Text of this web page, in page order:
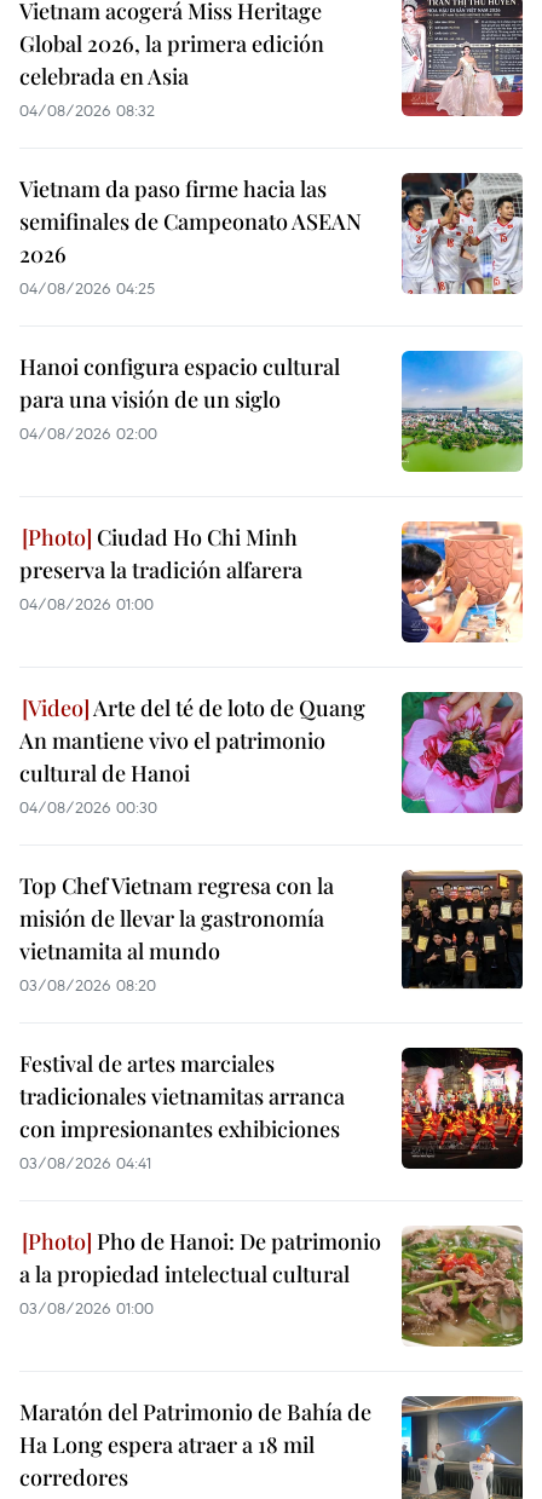
Vietnam acogerá Miss Heritage
Global 2026, la primera edición
celebrada en Asia
04/08/2026 08:32
Vietnam da paso firme hacia las
semifinales de Campeonato ASEAN
2026
04/08/2026 04:25
Hanoi configura espacio cultural
para una visión de un siglo
04/08/2026 02:00
Ciudad Ho Chi Minh
preserva la tradición alfarera
04/08/2026 01:00
Arte del té de loto de Quang
An mantiene vivo el patrimonio
cultural de Hanoi
04/08/2026 00:30
Top Chef Vietnam regresa con la
misión de llevar la gastronomía
vietnamita al mundo
03/08/2026 08:20
Festival de artes marciales
tradicionales vietnamitas arranca
con impresionantes exhibiciones
03/08/2026 04:41
Pho de Hanoi: De patrimonio
a la propiedad intelectual cultural
03/08/2026 01:00
Maratón del Patrimonio de Bahía de
Ha Long espera atraer a 18 mil
corredores